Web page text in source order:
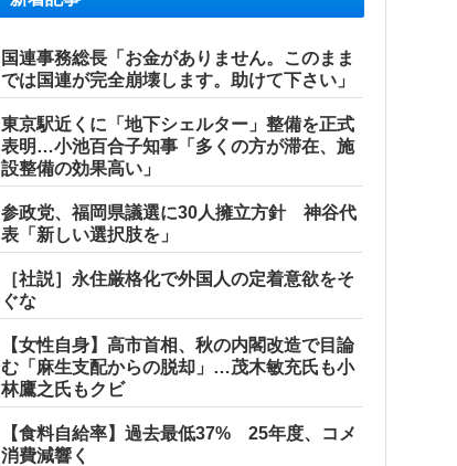
国連事務総長「お金がありません。このまま
では国連が完全崩壊します。助けて下さい」
東京駅近くに「地下シェルター」整備を正式
表明…小池百合子知事「多くの方が滞在、施
設整備の効果高い」
参政党、福岡県議選に30人擁立方針 神谷代
表「新しい選択肢を」
［社説］永住厳格化で外国人の定着意欲をそ
ぐな
【女性自身】高市首相、秋の内閣改造で目論
む「麻生支配からの脱却」…茂木敏充氏も小
林鷹之氏もクビ
【食料自給率】過去最低37% 25年度、コメ
消費減響く